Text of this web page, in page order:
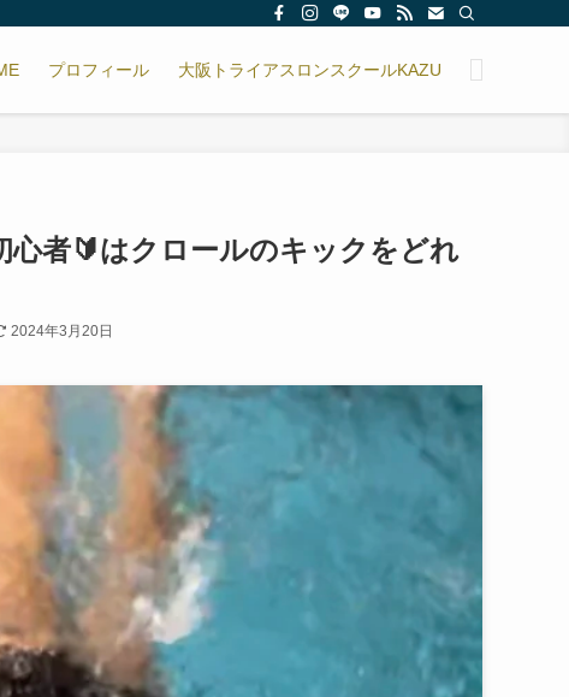
プロフィール 大阪トライアスロンスクールKAZU
者🔰はクロールのキックをどれ
2024年3月20日